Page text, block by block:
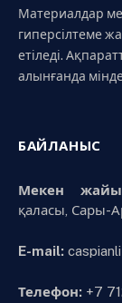
Материалдар
гиперсілтеме
етіледі.
алынғанда
БАЙЛАНЫС
Мекен
қаласы, Сары-
E-mail:
Телефон: +7